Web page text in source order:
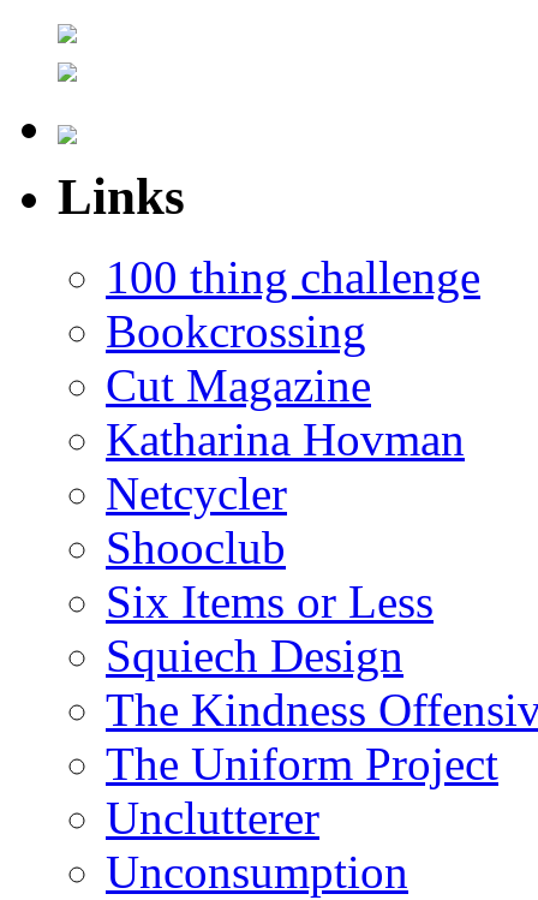
Links
100 thing challenge
Bookcrossing
Cut Magazine
Katharina Hovman
Netcycler
Shooclub
Six Items or Less
Squiech Design
The Kindness
The Uniform Project
Unclutterer
Unconsumption